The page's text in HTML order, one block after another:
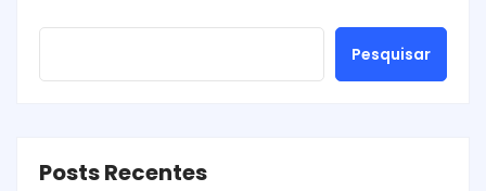
Pesquisar
Posts Recentes